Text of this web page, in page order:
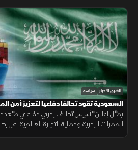
الشرق للأخبار سياسة
السعودية تقود تحالفا دفاعيا لتعزيز أمن
يمثل إعلان تأسيس تحالف بحري دفاعي متعدد
الممرات البحرية وحماية التجارة العالمية،